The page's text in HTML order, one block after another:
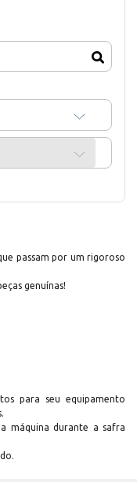
passam por um rigoroso
genuínas!
para seu equipamento
máquina durante a safra